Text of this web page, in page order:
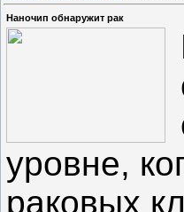
Наночип обнаружит рак
уровне,
раковых